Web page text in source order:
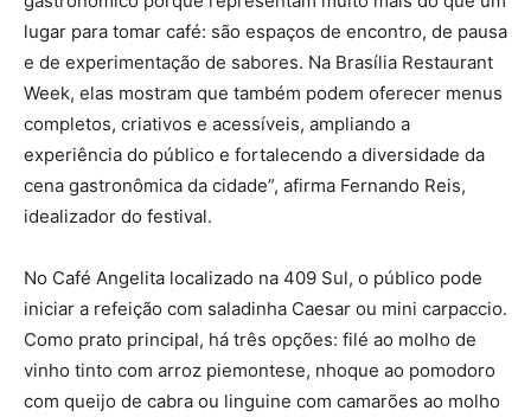
lugar para tomar café: são espaços de encontro, de pausa
e de experimentação de sabores. Na Brasília Restaurant
Week, elas mostram que também podem oferecer menus
completos, criativos e acessíveis, ampliando a
experiência do público e fortalecendo a diversidade da
cena gastronômica da cidade”, afirma Fernando Reis,
idealizador do festival.
No Café Angelita localizado na 409 Sul, o público pode
iniciar a refeição com saladinha Caesar ou mini carpaccio.
Como prato principal, há três opções: filé ao molho de
vinho tinto com arroz piemontese, nhoque ao pomodoro
com queijo de cabra ou linguine com camarões ao molho